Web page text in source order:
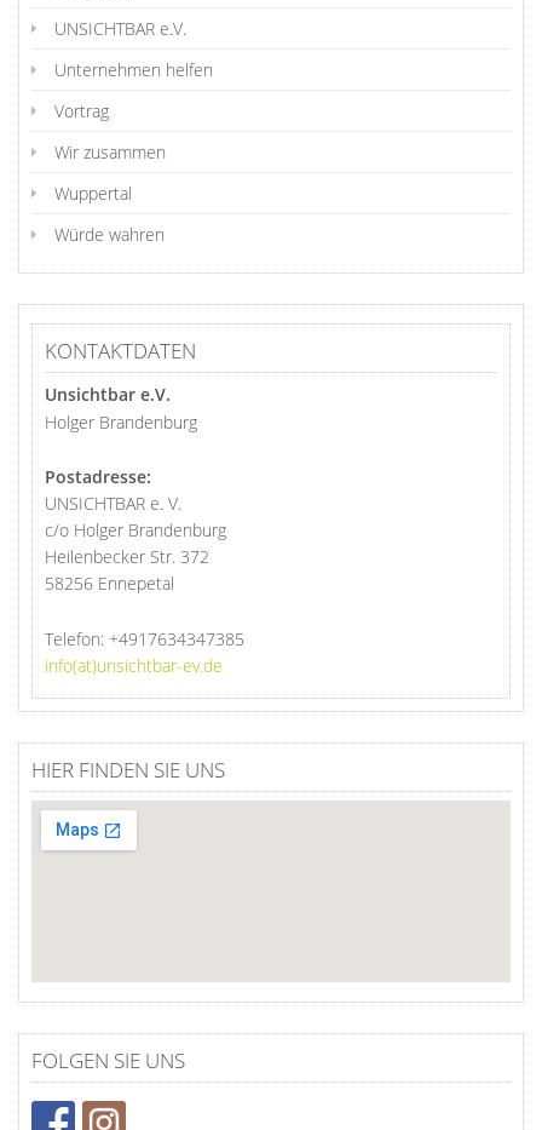
UNSICHTBAR e.V.
Unternehmen helfen
Vortrag
Wir zusammen
Wuppertal
Würde wahren
KONTAKTDATEN
Unsichtbar e.V.
Holger Brandenburg
Postadresse:
UNSICHTBAR e. V.
c/o Holger Brandenburg
Heilenbecker Str. 372
58256 Ennepetal
Telefon: +4917634347385
info(at)unsichtbar-ev.de
HIER FINDEN SIE UNS
FOLGEN SIE UNS